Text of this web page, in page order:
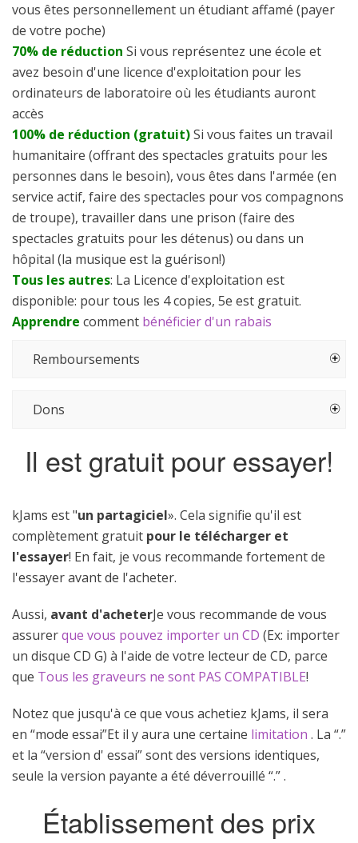
vous êtes personnellement un étudiant affamé (payer
de votre poche)
70% de réduction Si vous représentez une école et
avez besoin d'une licence d'exploitation pour les
ordinateurs de laboratoire où les étudiants auront
accès
100% de réduction (gratuit)Si vous faites un travail
humanitaire (offrant des spectacles gratuits pour les
personnes dans le besoin), vous êtes dans l'armée (en
service actif, faire des spectacles pour vos compagnons
de troupe), travailler dans une prison (faire des
spectacles gratuits pour les détenus) ou dans un
hôpital (la musique est la guérison!)
Tous les autres: La Licence d'exploitation est
disponible: pour tous les 4 copies, 5e est gratuit.
Apprendre comment bénéficier d'un rabais
Remboursements
Dons
Il est gratuit pour essayer!
kJams est "un partagiciel». Cela signifie qu'il est
complètement gratuit pour le télécharger et
l'essayer! En fait, je vous recommande fortement de
l'essayer avant de l'acheter.
Aussi, avant d'acheterJe vous recommande de vous
assurerque vous pouvez importer un CD (Ex: importer
un disque CD G) à l'aide de votre lecteur de CD, parce
que Tous les graveurs ne sont PAS COMPATIBLE!
Notez que jusqu'à ce que vous achetiez kJams, il sera
en “mode essai”Et il y aura une certaine limitation . La “.”
et la “version d' essai” sont des versions identiques,
seule la version payante a été déverrouillé “.” .
Établissement des prix